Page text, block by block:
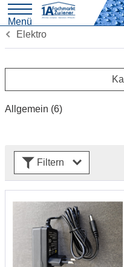
Menü
Elektro
Allgemein (6)
Filtern